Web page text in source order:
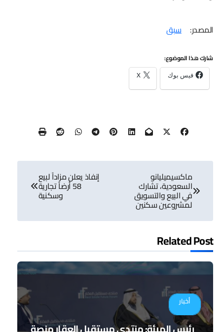
المصدر: سبق
شارك هذا الموضوع:
فيس بوك X
تصفّح
المقالات
ماكسيميليانو
السعودية، تشارك
في البيع والتسويق
لمشروعين سكنين
إنفاذ يعلن مزاداً لبيع
58 أرضاً تجارية
وسكنية
Related Post
أخبار